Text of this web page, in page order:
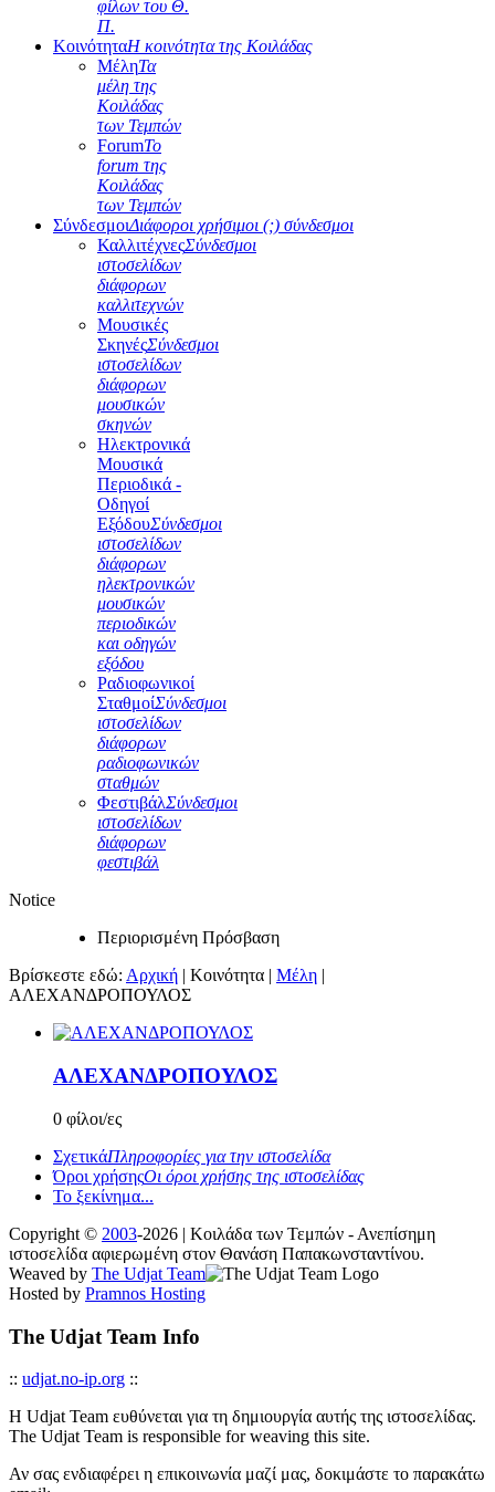
φίλων του Θ.
Π.
ΚοινότηταΗ κοινότητα της Κοιλάδας
ΜέληΤα
μέλη της
Κοιλάδας
των Τεμπών
ForumΤο
forum της
Κοιλάδας
των Τεμπών
ΣύνδεσμοιΔιάφοροι χρήσιμοι (;) σύνδεσμοι
ΚαλλιτέχνεςΣύνδεσμοι
ιστοσελίδων
διάφορων
καλλιτεχνών
Μουσικές
ΣκηνέςΣύνδεσμοι
ιστοσελίδων
διάφορων
μουσικών
σκηνών
Ηλεκτρονικά
Μουσικά
Περιοδικά -
Οδηγοί
ΕξόδουΣύνδεσμοι
ιστοσελίδων
διάφορων
ηλεκτρονικών
μουσικών
περιοδικών
και οδηγών
εξόδου
Ραδιοφωνικοί
ΣταθμοίΣύνδεσμοι
ιστοσελίδων
διάφορων
ραδιοφωνικών
σταθμών
ΦεστιβάλΣύνδεσμοι
ιστοσελίδων
διάφορων
φεστιβάλ
Notice
Περιορισμένη Πρόσβαση
Βρίσκεστε εδώ: Αρχική | Κοινότητα | Μέλη |
ΑΛΕΧΑΝΔΡΟΠΟΥΛΟΣ
ΑΛΕΧΑΝΔΡΟΠΟΥΛΟΣ
0 φίλοι/ες
ΣχετικάΠληροφορίες για την ιστοσελίδα
Όροι χρήσηςΟι όροι χρήσης της ιστοσελίδας
Το ξεκίνημα...
Copyright © 2003-2026 | Κοιλάδα των Τεμπών - Ανεπίσημη
ιστοσελίδα αφιερωμένη στον Θανάση Παπακωνσταντίνου.
Weaved by The Udjat Team
Hosted by Pramnos Hosting
The Udjat Team Info
:: udjat.no-ip.org ::
Η Udjat Team ευθύνεται για τη δημιουργία αυτής της ιστοσελίδας.
The Udjat Team is responsible for weaving this site.
Αν σας ενδιαφέρει η επικοινωνία μαζί μας, δοκιμάστε το παρακάτω